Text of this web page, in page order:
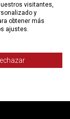
visitantes,
y
obtener más
ajustes.